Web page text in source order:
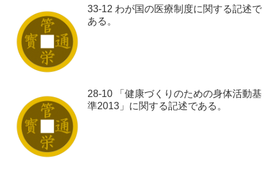
33-12 わが国の医療制度に関する記述で
ある。
28-10 「健康づくりのための身体活動基
準2013」に関する記述である。